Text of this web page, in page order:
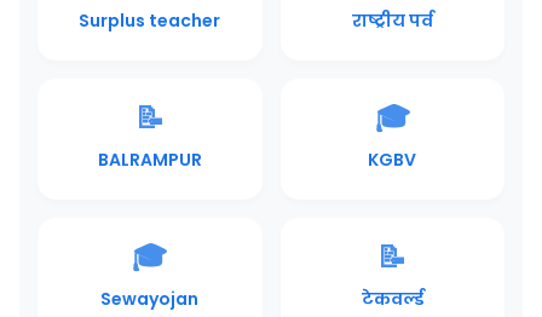
Surplus teacher राष्ट्रीय पर्व
📝
BALRAMPUR
🎓
KGBV
🎓
Sewayojan
📝
टेकवर्ल्ड